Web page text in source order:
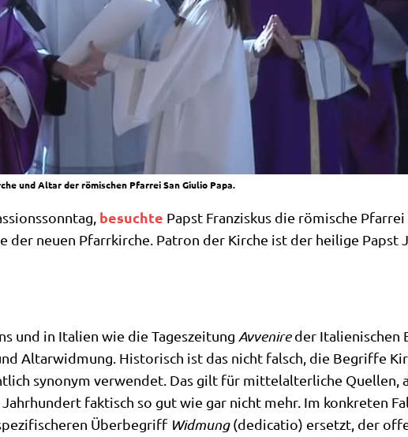
und Altar der römischen Pfarrei San Giulio Papa.
besuch­te Papst Fran­zis­kus die römi­sche
der neu­en Pfarr­kir­che. Patron der Kir­che ist der hei­li­ge Papst
und in Ita­li­en wie die Tages­zei­tung Avve­ni­reder Ita­lie­ni­schen
Altar­wid­mung. Histo­risch ist das nicht falsch, die Begrif­fe
syn­onym ver­wen­det. Das gilt für mit­tel­al­ter­li­che Quel­len,
fak­tisch so gut wie gar nicht mehr. Im kon­kre­ten
Über­be­griff Wid­mung(dedi­ca­tio) ersetzt, der